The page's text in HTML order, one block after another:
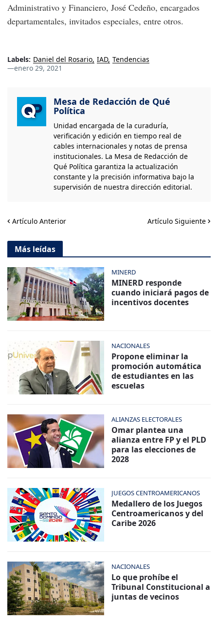
Administrativo y Financiero, José Cedeño, encargados
departamentales, invitados especiales, entre otros.
Labels: Daniel del Rosario IAD Tendencias
—enero 29, 2021
Mesa de Redacción de Qué
Política
Unidad encargada de la curaduría,
verificación y edición en tiempo real de
cables internacionales y notas de prensa
institucionales. La Mesa de Redacción de
Qué Política garantiza la actualización
constante y la precisión informativa bajo la
supervisión de nuestra dirección editorial.
Artículo Anterior Artículo Siguiente
Más leídas
MINERD
MINERD responde
cuando iniciará pagos de
incentivos docentes
NACIONALES
Propone eliminar la
promoción automática
de estudiantes en las
escuelas
ALIANZAS ELECTORALES
Omar plantea una
alianza entre FP y el PLD
para las elecciones de
2028
JUEGOS CENTROAMERICANOS
Medallero de los Juegos
Centroamericanos y del
Caribe 2026
NACIONALES
Lo que prohíbe el
Tribunal Constitucional a
juntas de vecinos